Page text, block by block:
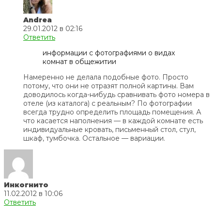
Andrea
29.01.2012 в 02:16
Ответить
информации с фотографиями о видах
комнат в общежитии
Намеренно не делала подобные фото. Просто
потому, что они не отразят полной картины. Вам
доводилось когда-нибудь сравнивать фото номера в
отеле (из каталога) с реальным? По фотографии
всегда трудно определить площадь помещения. А
что касается наполнения — в каждой комнате есть
индивидуальные кровать, письменный стол, стул,
шкаф, тумбочка. Остальное — вариации.
Инкогнито
11.02.2012 в 10:06
Ответить